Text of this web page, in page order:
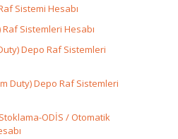
Sistemi Hesabı
Sistemleri Hesabı
Depo Raf Sistemleri
Duty) Depo Raf Sistemleri
ODİS / Otomatik